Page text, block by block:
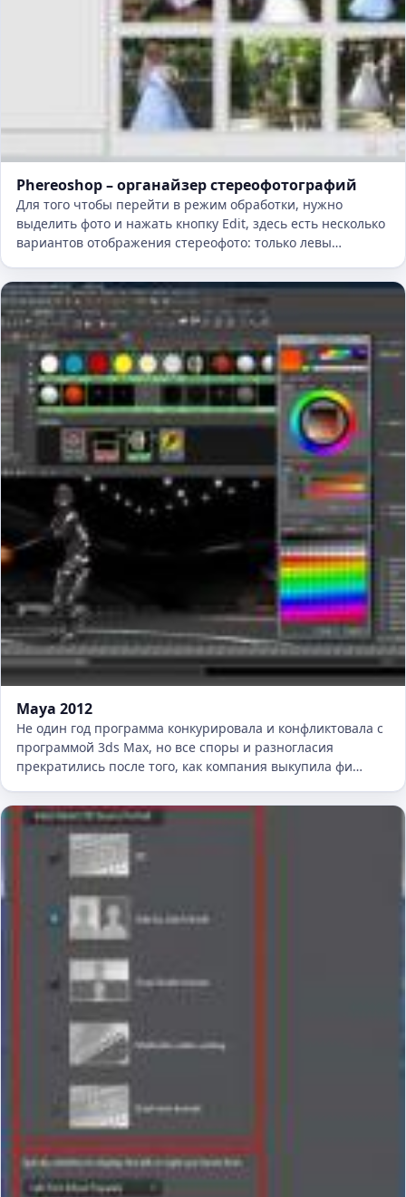
Phereoshop – органайзер стереофотографий
Для того чтобы перейти в режим обработки, нужно
выделить фото и нажать кнопку Edit, здесь есть несколько
вариантов отображения стереофото: только левы…
Maya 2012
Не один год программа конкурировала и конфликтовала с
программой 3ds Max, но все споры и разногласия
прекратились после того, как компания выкупила фи…